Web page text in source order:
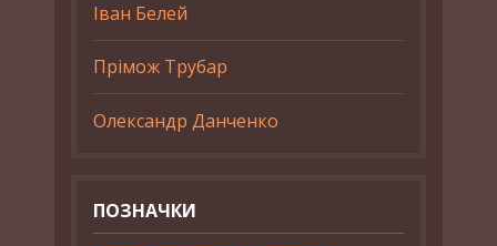
Іван Белей
Прімож Трубар
Олександр Данченко
ПОЗНАЧКИ